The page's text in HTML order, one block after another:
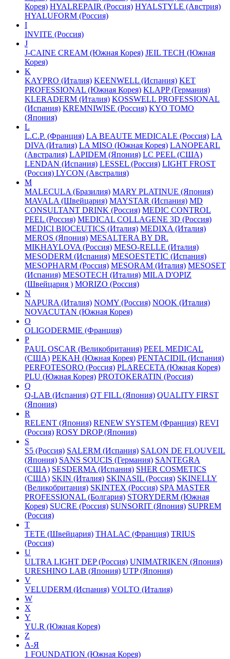
Корея) HYALREPAIR (Россия) HYALSTYLE (Австрия)
HYALUFORM (Россия)
I
INVITE (Россия)
J
J-CAINE CREAM (Южная Корея) JEIL TECH (Южная
Корея)
K
KAYPRO (Италия) KEENWELL (Испания) KET
PROFESSIONAL (Южная Корея) KLAPP (Германия)
KLERADERM (Италия) KOSSWELL PROFESSIONAL
(Испания) KREMNIWISE (Россия) KYO TOMO
(Япония)
L
L.C.P. (Франция) LA BEAUTE MEDICALE (Россия) LA
DIVA (Италия) LA MISO (Южная Корея) LANOPEARL
(Австралия) LAPIDEM (Япония) LC PEEL (США)
LENDAN (Испания) LESSEL (Россия) LIGHT FROST
(Россия) LYCON (Австралия)
M
MALECULA (Бразилия) MARY PLATINUE (Япония)
MAVALA (Швейцария) MAYSTAR (Испания) MD
CONSULTANT DRINK (Россия) MEDIC CONTROL
PEEL (Россия) MEDICAL COLLAGENE 3D (Россия)
MEDICI BIOCEUTICS (Италия) MEDIXA (Италия)
MEROS (Япония) MESALTERA BY DR.
MIKHAYLOVA (Россия) MESO-RELLE (Италия)
MESODERM (Испания) MESOESTETIC (Испания)
MESOPHARM (Россия) MESORAM (Италия) MESOSET
(Испания) MESOTECH (Италия) MILA D'OPIZ
(Швейцария ) MORIZO (Россия)
N
NAPURA (Италия) NOMY (Россия) NOOK (Италия)
NOVACUTAN (Южная Корея)
O
OLIGODERMIE (Франция)
P
PAUL OSCAR (Великобритания) PEEL MEDICAL
(США) PEKAH (Южная Корея) PENTACIDIL (Испания)
PERFOTESORO (Россия) PLARECETA (Южная Корея)
PLU (Южная Корея) PROTOKERATIN (Россия)
Q
Q-LAB (Испания) QT FILL (Япония) QUALITY FIRST
(Япония)
R
RELENT (Япония) RENEW SYSTEM (Франция) REVI
(Россия) ROSY DROP (Япония)
S
S5 (Россия) SALERM (Испания) SALON DE FLOUVEIL
(Япония) SANS SOUCIS (Германия) SANTEGRA
(США) SESDERMA (Испания) SHER COSMETICS
(США) SKIN (Италия) SKINASIL (Россия) SKINELLY
(Великобритания) SKINTEX (Россия) SPA MASTER
PROFESSIONAL (Болгария) STORYDERM (Южная
Корея) SUCRE (Россия) SUNSORIT (Япония) SUPREM
(Россия)
T
TETE (Швейцария) THALAC (Франция) TRIUS
(Россия)
U
ULTRA LIGHT DEP (Россия) UNIMATRIKEN (Япония)
URESHINO LAB (Япония) UTP (Япония)
V
VELUDERM (Испания) VOLTO (Италия)
W
X
Y
YU.R (Южная Корея)
Z
А-Я
1 FOUNDATION (Южная Корея)